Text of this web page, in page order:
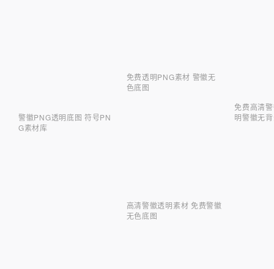
警徽PNG透明底图 符号PN
G素材库
免费透明PNG素材 警徽无
色底图
高清警徽透明素材 免费警徽
无色底图
免费高清
明警徽无